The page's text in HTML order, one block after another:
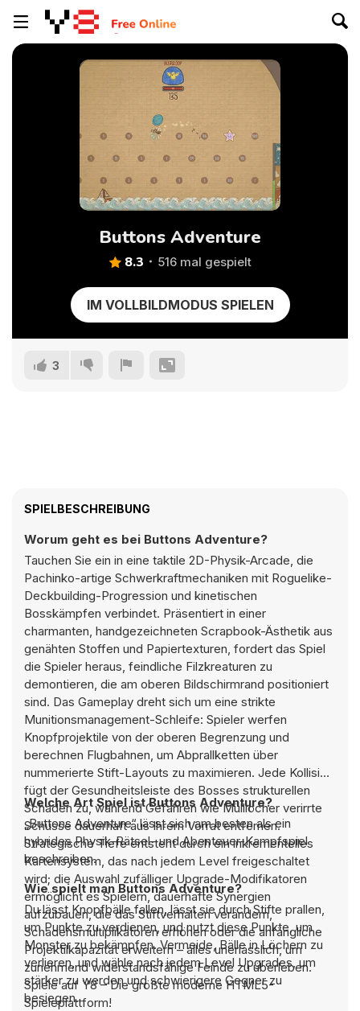
Buttons Adventure
8.3 516 mal gespielt
IM VOLLBILDMODUS SPIELEN
3
SPIELBESCHREIBUNG
Worum geht es bei Buttons Adventure?
Tauchen Sie ein in eine taktile 2D-Physik-Arcade, die
Pachinko-artige Schwerkraftmechaniken mit Roguelike-
Deckbuilding-Progression und kinetischen
Bosskämpfen verbindet. Präsentiert in einer
charmanten, handgezeichneten Scrapbook-Ästhetik aus
genähten Stoffen und Papiertexturen, fordert das Spiel
die Spieler heraus, feindliche Filzkreaturen zu
demontieren, die am oberen Bildschirmrand positioniert
sind. Das Gameplay dreht sich um eine strikte
Munitionsmanagement-Schleife: Spieler werfen
Knopfprojektile von der oberen Begrenzung und
berechnen Flugbahnen, um Abprallketten über
nummerierte Stift-Layouts zu maximieren. Jede Kollision
fügt der Gesundheitsleiste des Bosses strukturellen
Schaden zu, während Gefahren wie Mülllöcher verirrte
Schüsse dauerhaft aus Ihrem Vorrat entfernen.
Strategische Tiefe entsteht durch ein inkrementelles
Kartensystem, das nach jedem Level freigeschaltet
wird; die Auswahl zufälliger Upgrade-Modifikatoren
ermöglicht es Spielern, dauerhafte Synergien
aufzubauen, die das Stiftverhalten verändern,
Schadensmultiplikatoren erhöhen oder die anfängliche
Projektilkapazität erweitern – alles unerlässlich, um
zunehmend widerstandsfähige Feinde zu überleben.
Spiele auf Y8 – Die größte moderne HTML5-
Spieleplattform!
Welche Art Spiel ist Buttons Adventure?
„Buttons Adventure“ lässt sich am besten als ein
hybrides Physik-Rätsel- und Abenteuer-Kampfspiel
beschreiben.
Wie spielt man Buttons Adventure?
Du lässt Knopfbälle fallen, lässt sie durch Stifte prallen,
um Punkte zu verdienen, und nutzt diese Punkte, um
Monster zu bekämpfen. Vermeide, Bälle in Löchern zu
verlieren, und wähle nach jedem Level Upgrades, um
stärker zu werden und schwierigere Gegner zu
besiegen.